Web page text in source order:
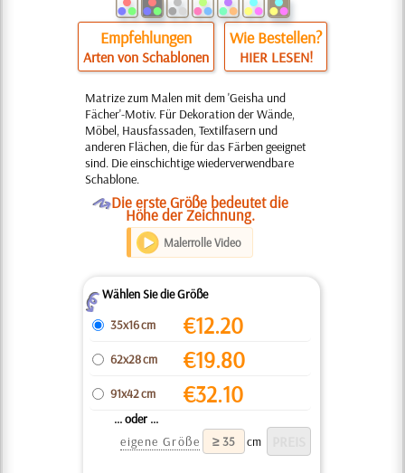
Empfehlungen
Arten von Schablonen
Wie Bestellen?
HIER LESEN!
Matrize zum Malen mit dem 'Geisha und
Fächer'-Motiv. Für Dekoration der Wände,
Möbel, Hausfassaden, Textilfasern und
anderen Flächen, die für das Färben geeignet
sind. Die einschichtige wiederverwendbare
Schablone.
ODie erste Größe bedeutet die
Höhe der Zeichnung.
Malerrolle Video
ZWählen Sie die Größe
35x16 cm
€12.20
62x28 cm €19.80
91x42 cm €32.10
... oder ...
eigene Größe
cm